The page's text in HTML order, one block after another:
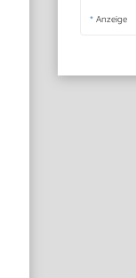
* Anzeige